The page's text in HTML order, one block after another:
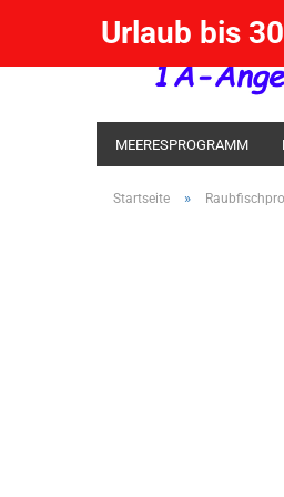
Urlaub bis
MEERESPROGRAMM
KESCHER / SENKE / GAFF
Startseite »